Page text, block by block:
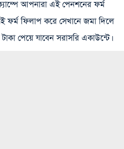
আপনারা এই পেনশনের ফর্ম
ফর্ম ফিলাপ করে সেখানে জমা দিলে
পেয়ে যাবেন সরাসরি একাউন্টে।